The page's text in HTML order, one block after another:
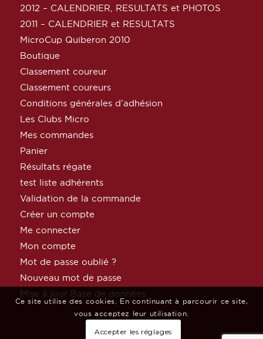
2012 – CALENDRIER, RESULTATS et PHOTOS
2011 – CALENDRIER et RESULTATS
MicroCup Quiberon 2010
Boutique
Classement coureur
Classement coureurs
Conditions générales d’adhésion
Les Clubs Micro
Mes commandes
Panier
Résultats régate
test liste adhérents
Validation de la commande
Créer un compte
Me connecter
Mon compte
Mot de passe oublié ?
Nouveau mot de passe
Mise à jour Base de données
Ce site utilise des cookies. En continuant à parcourir ce site,
vous acceptez leur utilisation.
Accepter les réglages